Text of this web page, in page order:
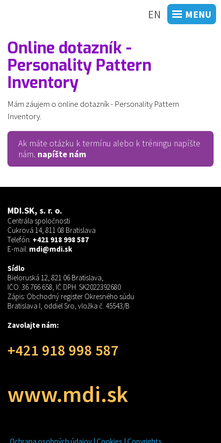
MENU
EN
Online dotazník -
Personality Pattern
Inventory
Mám záujem o online dotazník - Personality Pattern
Inventory.
Ak máte otázku k termínu alebo k tréningu napíšte
nám. napíšte nám
MDI.SK, s. r. o.
Centrála spoločnosti
Cukrová 14, 811 08 Bratislava
Telefón: +421 918 998 587
E-mail: mdi@mdi.sk
Sídlo
Bieloruská 12, 821 06 Bratislava,
IČO: 36 766 658, IČ DPH: SK2022392680
Zápis: Obchodný register Okresného súdu
Bratislava I, oddiel Sro, vložka č. 45543/B
Zavolajte nám:
+421 918 998 587
www.mdi.sk